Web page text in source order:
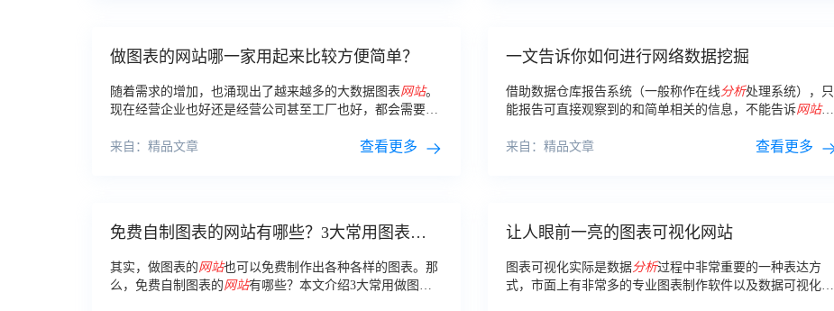
做图表的网站哪一家用起来比较方便简单？
随着需求的增加，也涌现出了越来越多的大数据图表网站。
现在经营企业也好还是经营公司甚至工厂也好，都会需要用
用到制作好看图表的
来自：精品文章 查看更多
一文告诉你如何进行网络数据挖掘
借助数据仓库报告系统（一般称作在线分析处理系统），只
能报告可直接观察到的和简单相关的信息，不能告诉网站信
息，需要网站自已加工与处理。
来自：精品文章 查看更多
免费自制图表的网站有哪些？3大常用图表制
其实，做图表的网站也可以免费制作出各种各样的图表。那
么，免费自制图表的网站有哪些？本文介绍3大常用做图表
让人眼前一亮的图表可视化网站
图表可视化实际是数据分析过程中非常重要的一种表达方
式，市面上有非常多的专业图表制作软件以及数据可视化网